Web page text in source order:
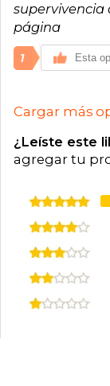
supervivencia
página
1 Esta
Cargar más
¿Leíste este
agregar tu